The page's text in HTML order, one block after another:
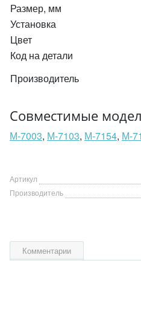
Размер, мм
Установка
Цвет
Код на детали
Производитель
Совместимые
М-7003, М-7103, М-7154, М-
Артикул
Производитель
Комментарии